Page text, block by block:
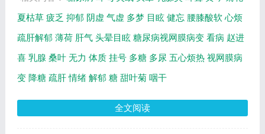
夏枯草 疲乏 抑郁 阴虚 气虚 多梦 目眩 健忘 腰膝酸软 心烦
疏肝解郁 薄荷 肝气 头晕目眩 糖尿病视网膜病变 看病 赵进
喜 乳腺 桑叶 无力 体质 挂号 多糖 多尿 五心烦热 视网膜病
变 降糖 疏肝 情绪 解郁 糖 甜叶菊 咽干
全文阅读